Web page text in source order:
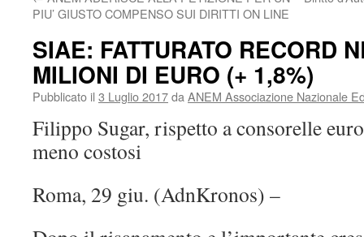
PIU’ GIUSTO COMPENSO SUI DIRITTI ON LINE
SIAE: FATTURATO RECORD
MILIONI DI EURO (+ 1,8%)
Pubblicato il 3 Luglio 2017da ANEM Associazione Nazionale
Filippo Sugar, rispetto a consorelle
meno costosi
Roma, 29 giu. (AdnKronos) –